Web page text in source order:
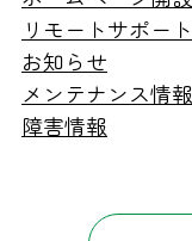
リモートサポー
お知らせ
メンテナンス情報
障害情報